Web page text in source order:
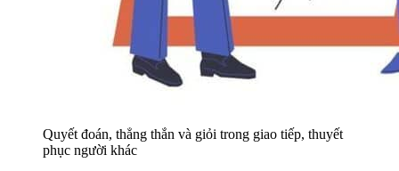
Quyết đoán, thẳng thắn và giỏi trong giao tiếp, thuyết
phục người khác